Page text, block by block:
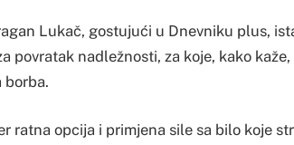
Lukač, gostujući u Dnevniku plus,
povratak nadležnosti, za koje, kako
borba.
ratna opcija i primjena sile sa bilo koje